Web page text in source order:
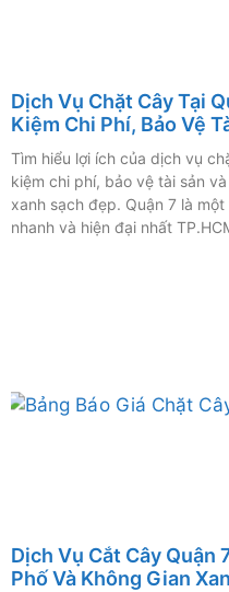
Dịch Vụ Chặt Cây Tại
Kiệm Chi Phí, Bảo Vệ
Tìm hiểu lợi ích của dịch vụ
kiệm chi phí, bảo vệ tài sản
xanh sạch đẹp. Quận 7 là
nhanh và hiện đại nhất
Dịch Vụ Cắt Cây Quận
Phố Và Không Gian